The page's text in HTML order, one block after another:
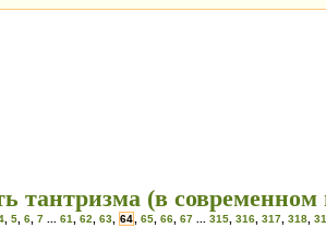
тантризма (в современном
5 6 7 61 62 63 64 65 66 67 315 316 317 318